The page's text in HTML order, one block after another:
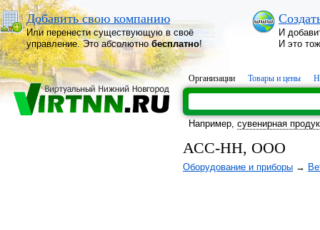
Добавить свою компанию
Или перенести существующую в своё
управление. Это абсолютнобесплатно!
И
И это
Организации Товары и цены
Например, сувенирная
АСС-НН, ООО
Оборудование и приборы →